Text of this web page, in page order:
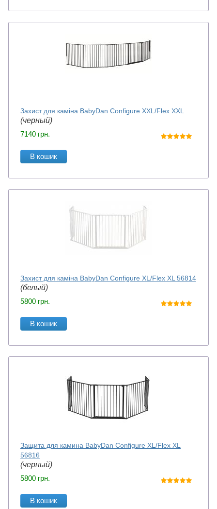
Захист для каміна BabyDan Configure XXL/Flex XXL
(черный)
7140 грн.
В кошик
Захист для каміна BabyDan Configure XL/Flex XL 56814
(белый)
5800 грн.
В кошик
Защита для камина BabyDan Configure XL/Flex XL
56816
(черный)
5800 грн.
В кошик